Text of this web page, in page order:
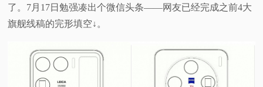
快
了。7月17日勉强凑出个微信头条——网友已经完成之前4大
旗舰线稿的完形填空↓。